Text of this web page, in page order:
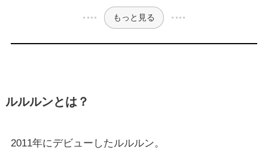
もっと見る
ルルルンとは？
2011年にデビューしたルルルン。